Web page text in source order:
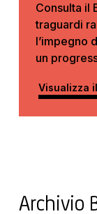
Consulta il
traguardi
l’impegno
un
Visualizza
Archivio